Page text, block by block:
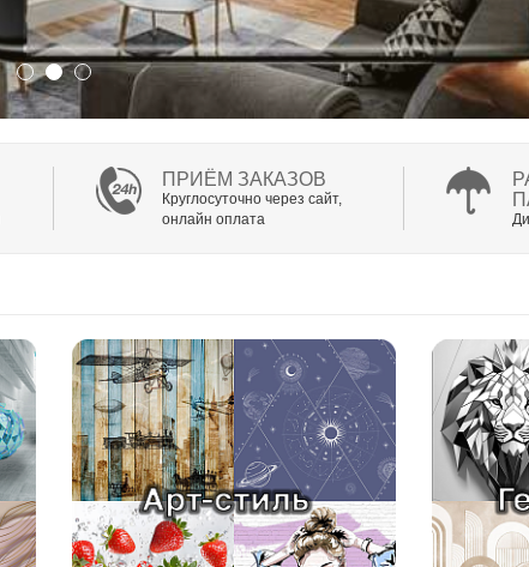
ПРИЁМ ЗАКАЗОВ
Круглосуточно через сайт,
онлайн оплата